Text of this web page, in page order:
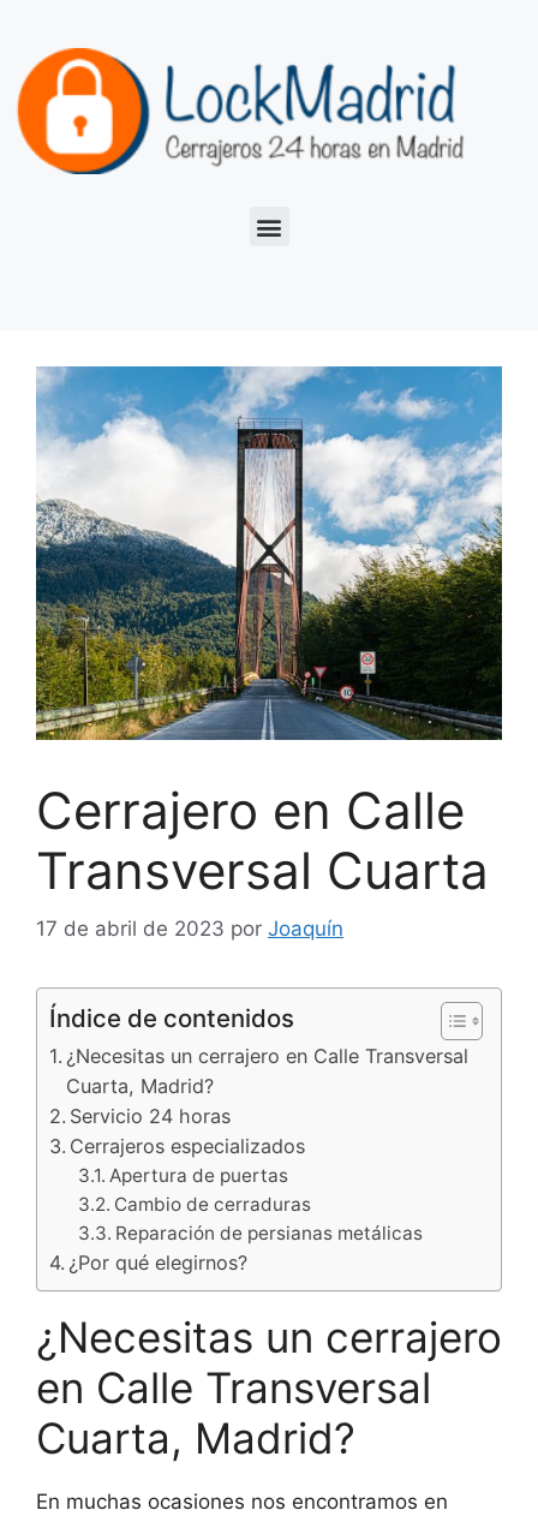
Cerrajero en Calle
Transversal Cuarta
17 de abril de 2023 por Joaquín
Índice de contenidos
¿Necesitas un cerrajero en Calle Transversal
Cuarta, Madrid?
Servicio 24 horas
Cerrajeros especializados
Apertura de puertas
Cambio de cerraduras
Reparación de persianas metálicas
¿Por qué elegirnos?
¿Necesitas un cerrajero
en Calle Transversal
Cuarta, Madrid?
En muchas ocasiones nos encontramos en